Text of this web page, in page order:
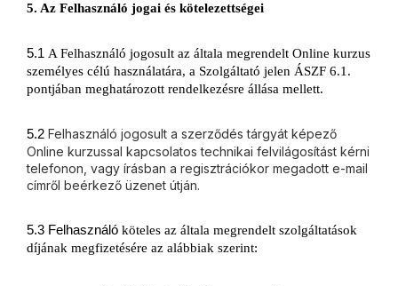
5. Az Felhasználó jogai és kötelezettségei
5.1 A Felhasználó jogosult az általa megrendelt Online kurzus
pontjában meghatározott rendelkezésre állása mellett.
5.2 Felhasználó jogosult a szerződés tárgyát képező
Online kurzussal kapcsolatos technikai felvilágosítást kérni
telefonon, vagy írásban a regisztrációkor megadott e-mail
címről beérkező üzenet útján.
5.3 Felhasználó köteles az általa megrendelt szolgáltatások
díjának megfizetésére az alábbiak szerint: